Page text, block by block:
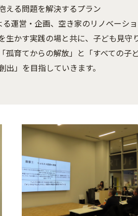
える問題を解決するプラン
運営・企画、空き家のリノベーショ
生かす実践の場と共に、子ども見守
孤育てからの解放」と「すべての子
」を目指していきます。